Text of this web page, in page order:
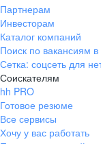
Партнерам
Инвесторам
Каталог компаний
Поиск по вакансиям
Сетка: соцсеть для
Соискателям
hh PRO
Готовое резюме
Все сервисы
Хочу у вас работать